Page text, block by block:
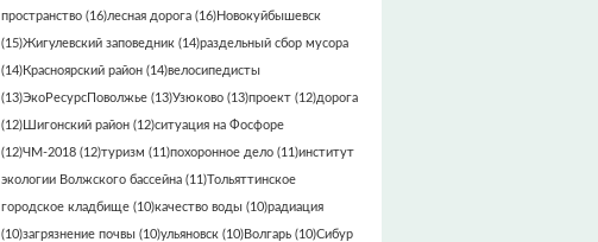
пространство (16)лесная дорога (16)Новокуйбышевск
(15)Жигулевский заповедник (14)раздельный сбор мусора
(14)Красноярский район (14)велосипедисты
(13)ЭкоРесурсПоволжье (13)Узюково (13)проект (12)дорога
(12) Шигонский район (12)ситуация на Фосфоре
(12)ЧМ-2018 (12)туризм (11)похоронное дело (11)институт
экологии Волжского бассейна (11)Тольяттинское
городское кладбище (10)качество воды (10)радиация
(10)загрязнение почвы (10)ульяновск (10)Волгарь (10)Сибур